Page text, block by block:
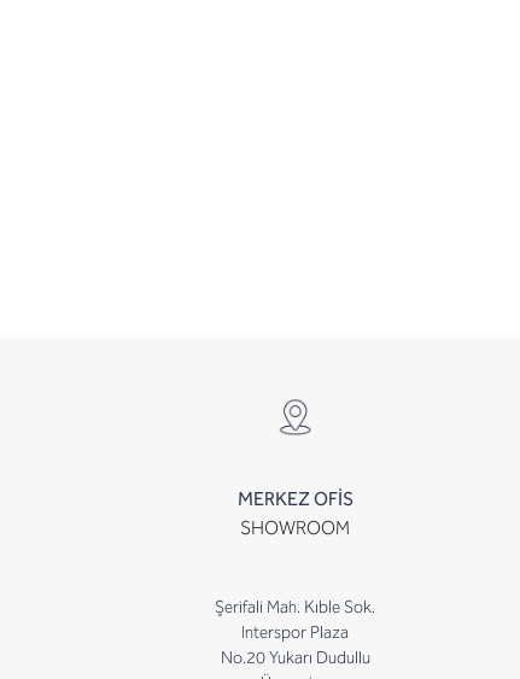
MERKEZ OFİS
SHOWROOM
Şerifali Mah. Kıble Sok.
Interspor Plaza
No.20 Yukarı Dudullu